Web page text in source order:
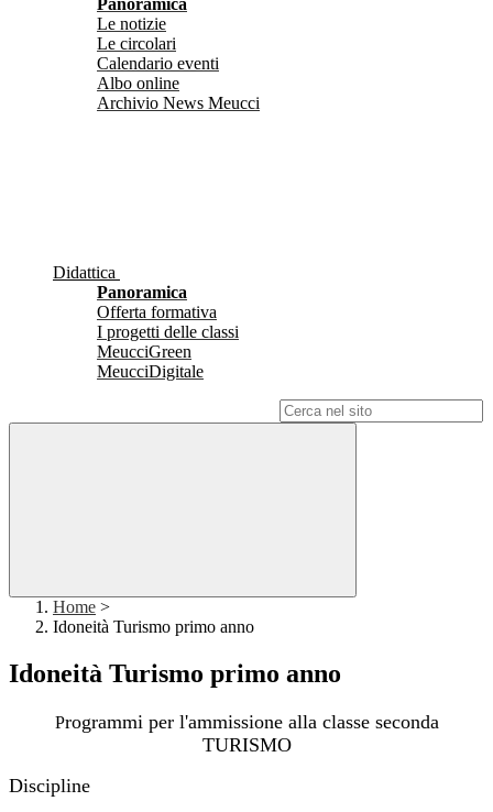
Panoramica
Le notizie
Le circolari
Calendario eventi
Albo online
Archivio News Meucci
Didattica
Panoramica
Offerta formativa
I progetti delle classi
MeucciGreen
MeucciDigitale
Home >
Idoneità Turismo primo anno
Idoneità Turismo primo anno
Programmi per l'ammissione alla classe seconda
TURISMO
Discipline